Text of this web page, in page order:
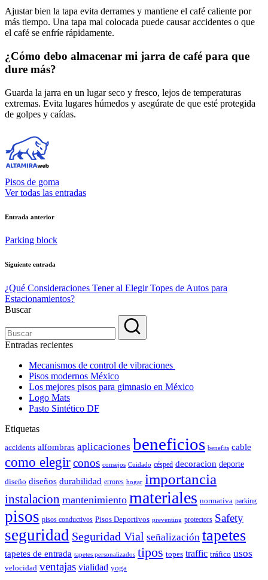
Ajustar bien la tapa evita derrames y mantiene el café caliente por
más tiempo. Una tapa mal colocada puede causar accidentes o que
el café se enfríe rápidamente.
¿Cómo debo almacenar mi jarra de café para que
dure más?
Guarda la jarra en un lugar seco y fresco, lejos de temperaturas
extremas. Evita lugares húmedos y asegúrate de que esté protegida
de golpes y caídas.
Pisos de goma
Ver todas las entradas
Navegación
de
Entrada anterior
Parking block
Siguiente entrada
¿Qué Consideraciones Tener al Elegir Topes de Autos para
Estacionamientos?
Buscar
Entradas recientes
Mecanismos de control de vibraciones
Pisos modernos México
Los mejores pisos para gimnasio en México
Logo Mats
Pasto Sintético DF
Etiquetas
accidents alfombras aplicaciones beneficios benefits cable
como elegirconos consejos Cuidado césped decoracion deporte
diseño diseños durabilidad errores hogar importancia
instalacion mantenimiento materiales normativa parking
pisos pisos conductivos Pisos Deportivos preventing protectors Safety
seguridad Seguridad Vial señalización tapetes
tapetes de entrada tapetes personalizados tipos topes traffic tráfico usos
velocidad ventajas vialidad yoga